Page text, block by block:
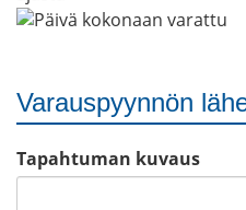
Varauspyynnön
Tapahtuman kuvaus